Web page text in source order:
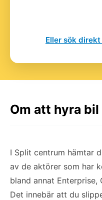
Eller sök
Om att hyra
I Split centrum hämtar
av de aktörer som har
bland annat Enterprise,
Det innebär att du